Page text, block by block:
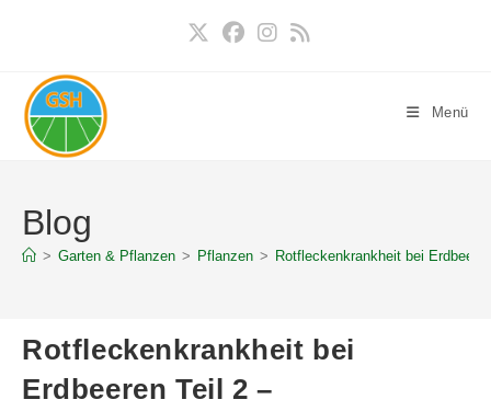
Menü
Blog
> Garten & Pflanzen > Pflanzen > Rotfleckenkrankheit bei
Rotfleckenkrankheit bei
Erdbeeren Teil 2 –